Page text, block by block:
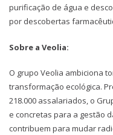
purificação de água e
por descobertas
Sobre a Veolia:
O grupo Veolia ambiciona
transformação ecológica.
218.000 assalariados, o
e concretas para a gestão
contribuem para mudar